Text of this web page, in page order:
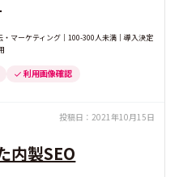
・マーケティング｜100-300人未満｜導入決定
利用画像確認
投稿日： 2021年10月15日
内製SEO